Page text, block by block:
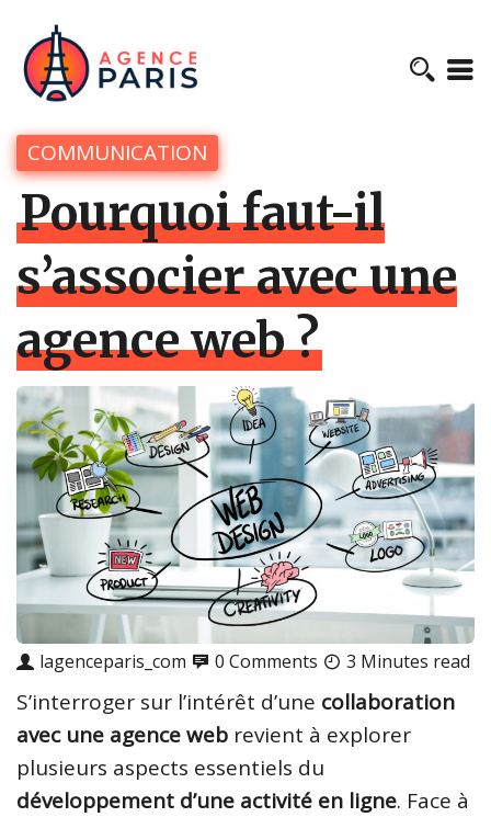
COMMUNICATION
Pourquoi faut-il
s’associer avec une
agence web ?
lagenceparis_com 0 Comments 3 Minutes read
S’interroger sur l’intérêt d’une collaboration
avec une agence web revient à explorer
plusieurs aspects essentiels du
développement d’une activité en ligne. Face à